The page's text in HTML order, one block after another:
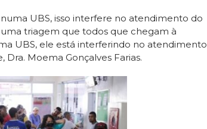
UBS, isso interfere no atendimento do
triagem que todos que chegam à
UBS, ele está interferindo no atendimento
Moema Gonçalves Farias.